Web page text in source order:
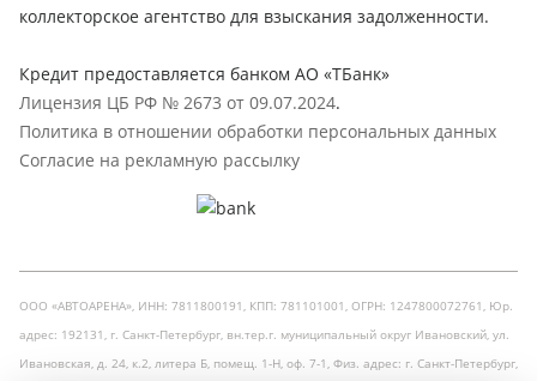
коллекторское агентство для взыскания задолженности.
Кредит предоставляется банком АО «ТБанк»
Лицензия ЦБ РФ № 2673 от 09.07.2024.
Политика в отношении обработки персональных данных
Согласие на рекламную рассылку
ООО «АВТОАРЕНА», ИНН: 7811800191, КПП: 781101001, ОГРН: 1247800072761, Юр.
адрес: 192131, г. Санкт-Петербург, вн.тер.г. муниципальный округ Ивановский, ул.
Ивановская, д. 24, к.2, литера Б, помещ. 1-Н, оф. 7-1, Физ. адрес: г. Санкт-Петербург,